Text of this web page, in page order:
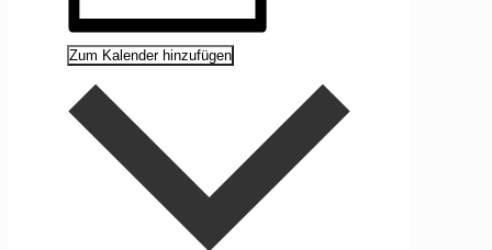
Zum Kalender hinzufügen